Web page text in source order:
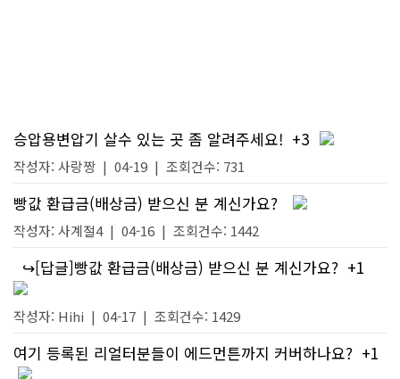
승압용변압기 살수 있는 곳 좀 알려주세요! +3
작성자: 사랑짱 | 04-19 | 조회건수: 731
빵값 환급금(배상금) 받으신 분 계신가요?
작성자: 사계절4 | 04-16 | 조회건수: 1442
↪[답글]빵값 환급금(배상금) 받으신 분 계신가요? +1
작성자: Hihi | 04-17 | 조회건수: 1429
여기 등록된 리얼터분들이 에드먼튼까지 커버하나요? +1